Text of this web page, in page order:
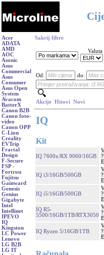
Acer
ADATA
AMD
AOC
Asonic
Asus
Commercial
Asus
Consumer
Asus Open
System
Avacom
BatterX
Canon B2B
Canon foto-
video
Canon OPP
C-Lion
Creality
EVTrip
Fractal
Design
F-Secure
FSP -
Fortron
Fujitsu
Gainward
Genesis
Genius
Gigabyte
Intel
Intellinet
IPEVO
IQ
Kingston
LC Power
Lenovo
LG B2B
LG IT
Sakrij filtre
Valuta
Od: do:
Akcije Hitovi Novi
IQ
Kit
IQ 7600x/RX 9060/16GB
?
IQ i3/16GB/500GB
?
IQ i5/16GB/500GB
?
IQ R5-
5500/16GB/1TB/RTX3050 ?
IQ Ryzen 5/16GB/1TB
?